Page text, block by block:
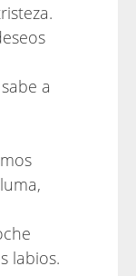
a
labios.